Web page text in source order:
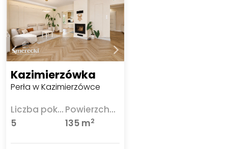
Kazimierzówka
Perła w Kazimierzówce
Liczba pokoi
5
Powierzchnia
135 m2